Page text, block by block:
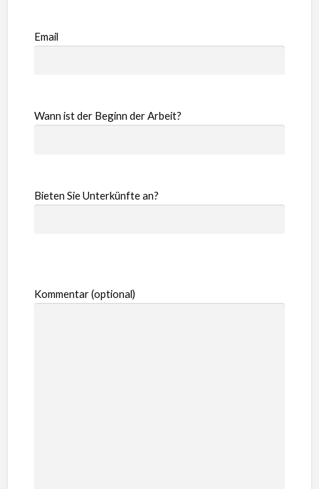
Email
Wann ist der Beginn der Arbeit?
Bieten Sie Unterkünfte an?
Kommentar (optional)